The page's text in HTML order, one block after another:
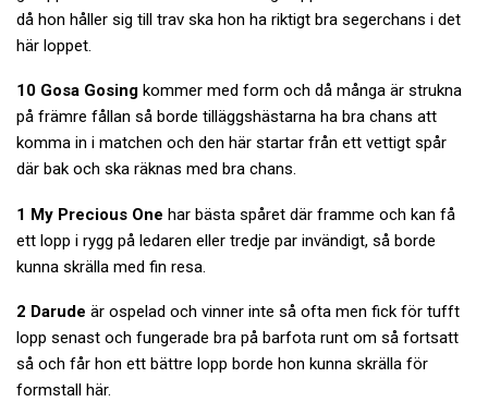
då hon håller sig till trav ska hon ha riktigt bra segerchans i det
här loppet.
10 Gosa Gosing kommer med form och då många är strukna
på främre fållan så borde tilläggshästarna ha bra chans att
komma in i matchen och den här startar från ett vettigt spår
där bak och ska räknas med bra chans.
1 My Precious One har bästa spåret där framme och kan få
ett lopp i rygg på ledaren eller tredje par invändigt, så borde
kunna skrälla med fin resa.
2 Darude är ospelad och vinner inte så ofta men fick för tufft
lopp senast och fungerade bra på barfota runt om så fortsatt
så och får hon ett bättre lopp borde hon kunna skrälla för
formstall här.